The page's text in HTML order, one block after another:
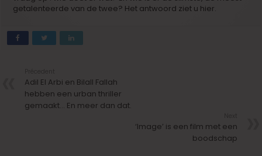
getalenteerde van de twee? Het antwoord ziet u hier.
Adil El Arbi en Bilall Fallah
hebben een urban thriller
gemaakt… En meer dan dat.
‘Image’ is een film met een
boodschap